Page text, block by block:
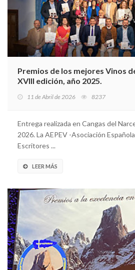
Premios de los mejores Vinos
XVIII edición, año 2025.
11 de Abril de 2026 8237
Entrega realizada en Cangas del
2026. La AEPEV -Asociación
Escritores ...
LEER MÁS